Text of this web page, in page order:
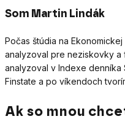
Som Martin Lindák
Počas štúdia na
analyzoval pre neziskovky a
analyzoval v Indexe denníka
Finstate a po víkendoch
Ak so mnou